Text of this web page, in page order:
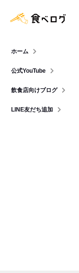
ホーム
公式YouTube
飲食店向けブログ
LINE友だち追加